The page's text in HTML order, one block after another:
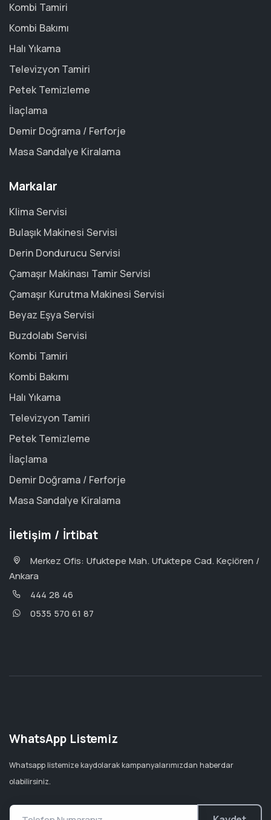
Kombi Tamiri
Kombi Bakımı
Halı Yıkama
Televizyon Tamiri
Petek Temizleme
İlaçlama
Demir Doğrama / Ferforje
Masa Sandalye Kiralama
Markalar
Klima Servisi
Bulaşık Makinesi Servisi
Derin Dondurucu Servisi
Çamaşır Makinası Tamir Servisi
Çamaşır Kurutma Makinesi Servisi
Beyaz Eşya Servisi
Buzdolabı Servisi
Kombi Tamiri
Kombi Bakımı
Halı Yıkama
Televizyon Tamiri
Petek Temizleme
İlaçlama
Demir Doğrama / Ferforje
Masa Sandalye Kiralama
İletişim / İrtibat
Merkez Ofis: Ufuktepe Mah. Ufuktepe Cad. Keçiören /
Ankara
444 28 46
0535 570 61 87
WhatsApp Listemiz
Whatsapp listemize kaydolarak kampanyalarımızdan haberdar
olabilirsiniz.